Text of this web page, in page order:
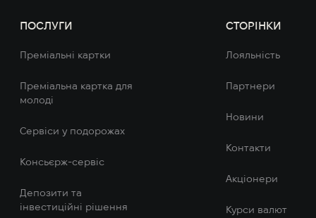
ПОСЛУГИ
Преміальні картки
Преміальна картка для
молоді
Сервіси у подорожах
Консьєрж-сервіс
Депозити та
інвестиційні рішення
СТОРІНКИ
Лояльність
Партнери
Новини
Контакти
Акціонери
Курси валют